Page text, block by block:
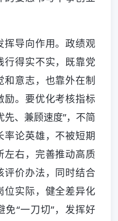
挥导向作用。政绩观
行得实不实，既靠党
和意志，也靠外在制
励。要优化考核指标
先、兼顾速度”，不简
率论英雄，不被短期
左右，完善推动高质
评价办法，同时结合
位实际，健全差异化
免“一刀切”，发挥好